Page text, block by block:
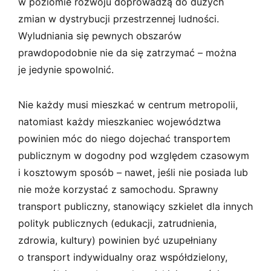
zmian w dystrybucji przestrzennej ludności.
Wyludniania się pewnych obszarów
prawdopodobnie nie da się zatrzymać – można
je jedynie spowolnić.
Nie każdy musi mieszkać w centrum metropolii,
natomiast każdy mieszkaniec województwa
powinien móc do niego dojechać transportem
publicznym w dogodny pod względem czasowym
i kosztowym sposób – nawet, jeśli nie posiada lub
nie może korzystać z samochodu. Sprawny
transport publiczny, stanowiący szkielet dla innych
polityk publicznych (edukacji, zatrudnienia,
zdrowia, kultury) powinien być uzupełniany
o transport indywidualny oraz współdzielony,